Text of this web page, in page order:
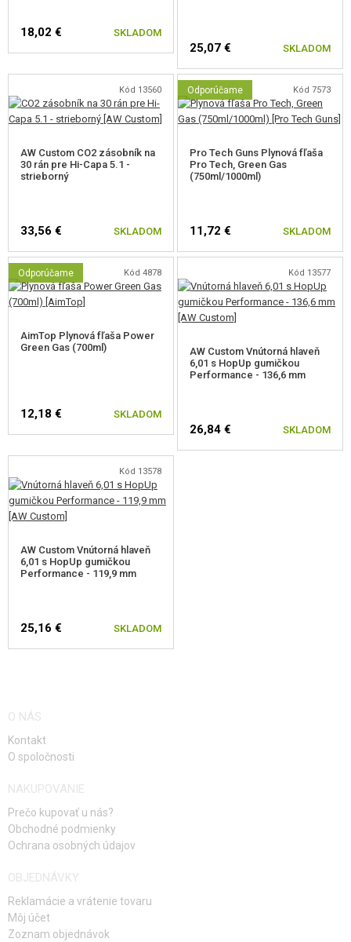
18,02 € SKLADOM
25,07 € SKLADOM
Kód 13560
AW Custom CO2 zásobník na
30 rán pre Hi-Capa 5.1 -
strieborný
33,56 € SKLADOM
Odporúčame Kód 7573
Pro Tech Guns Plynová fľaša
Pro Tech, Green Gas
(750ml/1000ml)
11,72 € SKLADOM
Odporúčame Kód 4878
AimTop Plynová fľaša Power
Green Gas (700ml)
12,18 € SKLADOM
Kód 13577
AW Custom Vnútorná hlaveň
6,01 s HopUp gumičkou
Performance - 136,6 mm
26,84 € SKLADOM
Kód 13578
AW Custom Vnútorná hlaveň
6,01 s HopUp gumičkou
Performance - 119,9 mm
25,16 € SKLADOM
O NÁS
Kontakt
O spoločnosti
NAKUPOVANIE
Prečo kupovať u nás?
Obchodné podmienky
Ochrana osobných údajov
OBJEDNÁVKY
Reklamácie a vrátenie tovaru
Môj účet
Zoznam objednávok